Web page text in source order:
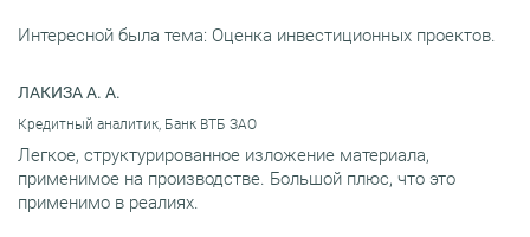
Интересной была тема: Оценка инвестиционных проектов.
ЛАКИЗА А. А.
Кредитный аналитик, Банк ВТБ ЗАО
Легкое, структурированное изложение материала,
применимое на производстве. Большой плюс, что это
применимо в реалиях.